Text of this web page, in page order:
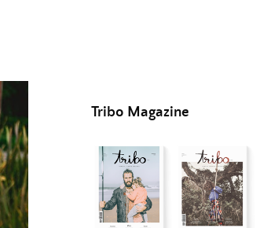
Tribo Magazine